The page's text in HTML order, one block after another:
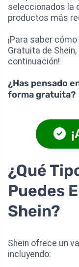
seleccionados la
productos más
¡Para saber
Gratuita de
continuación!
¿Has pensado
forma gratuita?
¿Qué
Puedes
Shein?
Shein ofrece un
incluyendo: